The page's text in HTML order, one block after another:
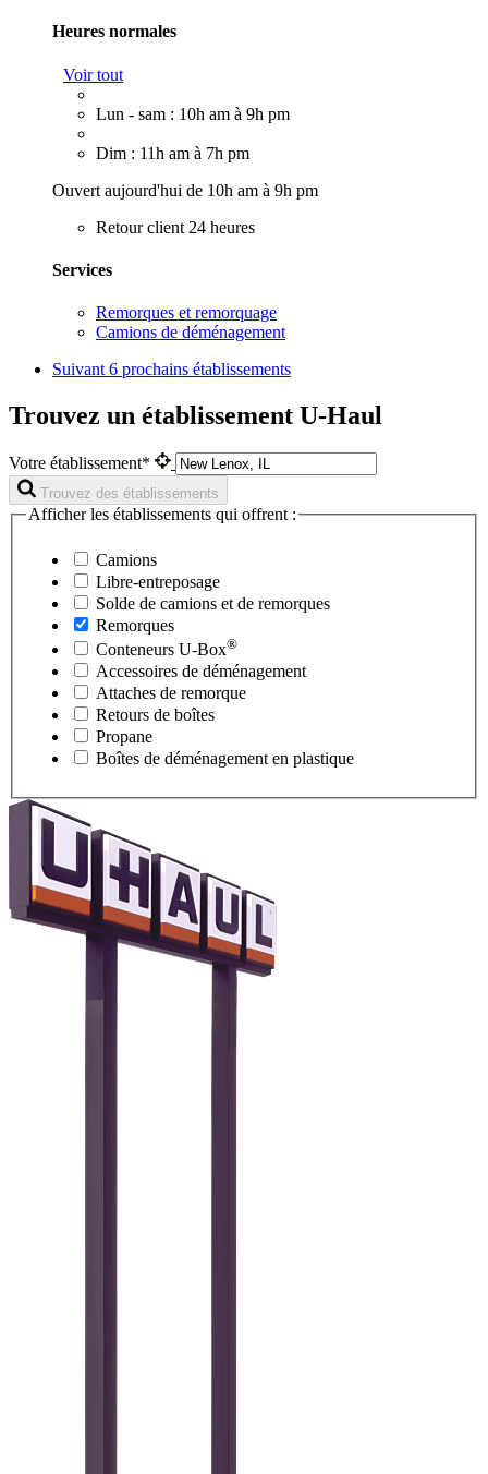
Heures normales
Voir tout
Lun - sam : 10h am à 9h pm
Dim : 11h am à 7h pm
Ouvert aujourd'hui de 10h am à 9h pm
Retour client 24 heures
Services
Remorques et remorquage
Camions de déménagement
Suivant 6 prochains établissements
Trouvez un établissement U-Haul
Votre établissement*
Trouvez des établissements
Afficher les établissements qui offrent :
Camions
Libre-entreposage
Solde de camions et de remorques
Remorques
Conteneurs U-Box®
Accessoires de déménagement
Attaches de remorque
Retours de boîtes
Propane
Boîtes de déménagement en plastique